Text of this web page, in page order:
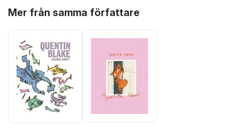
Mer från samma författare